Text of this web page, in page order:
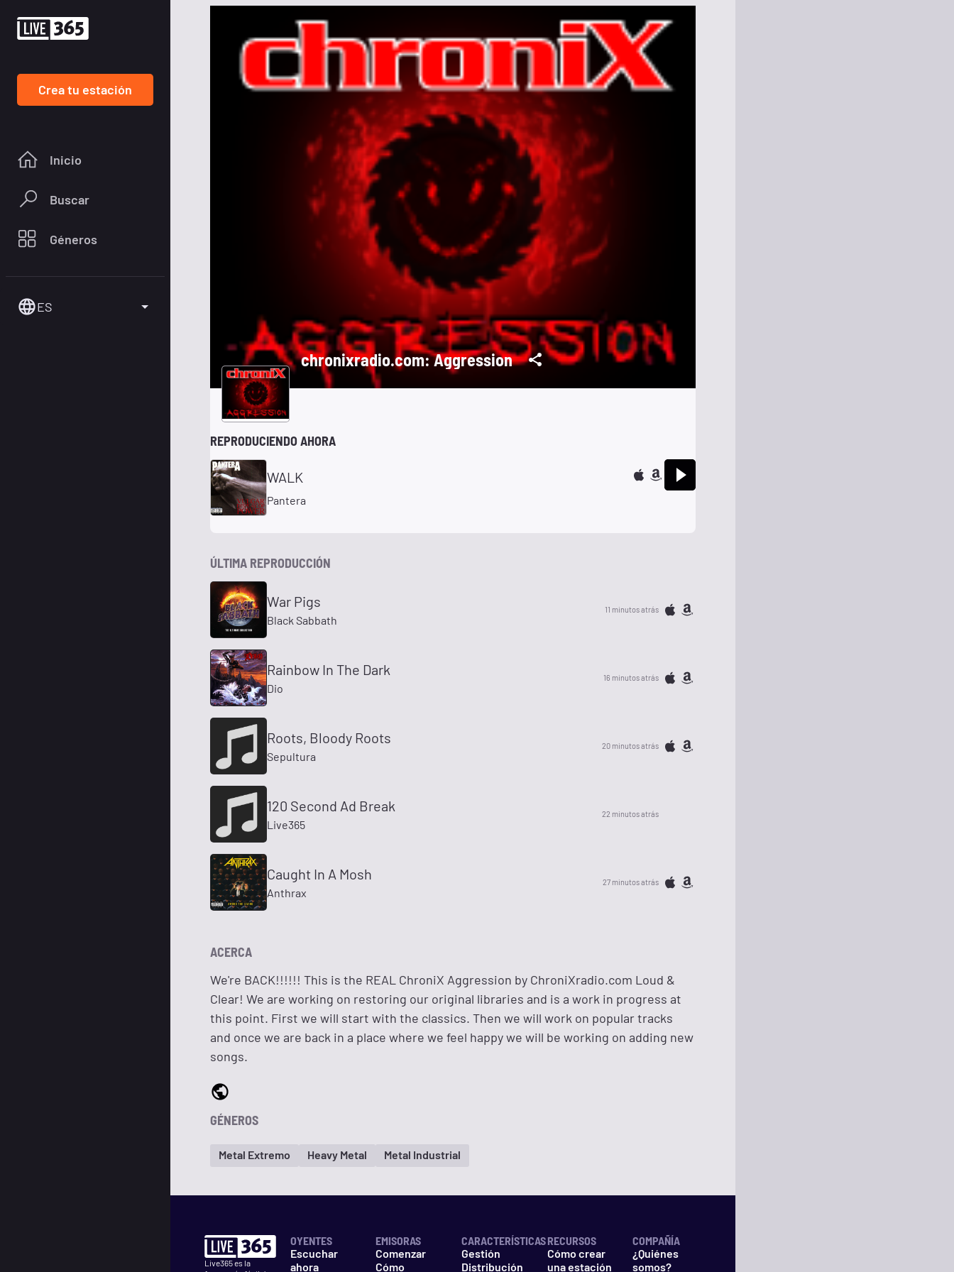
Crea tu estación
Inicio
Buscar
Géneros
ES
chronixradio.com: Aggression
REPRODUCIENDO AHORA
WALK
Pantera
ÚLTIMA REPRODUCCIÓN
War Pigs
Black Sabbath
11 minutos atrás
Rainbow In The Dark
Dio
16 minutos atrás
Roots, Bloody Roots
Sepultura
20 minutos atrás
120 Second Ad Break
Live365
22 minutos atrás
Caught In A Mosh
Anthrax
27 minutos atrás
ACERCA
We're BACK!!!!!! This is the REAL ChroniX Aggression by ChroniXradio.com Loud &
Clear! We are working on restoring our original libraries and is a work in progress at
this point. First we will start with the classics. Then we will work on popular tracks
and once we are back in a place where we feel happy we will be working on adding new
songs.
GÉNEROS
Metal Extremo Heavy Metal Metal Industrial
Live365 es la
OYENTES
Escuchar
ahora
EMISORAS
Comenzar
Cómo
CARACTERÍSTICAS
Gestión
Distribución
RECURSOS
Cómo crear
una estación
COMPAÑÍA
¿Quiénes
somos?